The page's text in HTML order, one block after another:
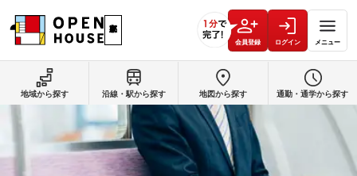
会員登録 ログイン メニュー
地域から探す 沿線・駅から探す 地図から探す 通勤・通学から探す